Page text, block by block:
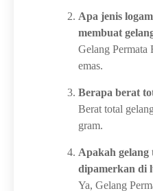
Apa jenis
membuat
Gelang Permata
emas.
Berapa berat
Berat total
gram.
Apakah gelang
dipamerkan di
Ya, Gelang